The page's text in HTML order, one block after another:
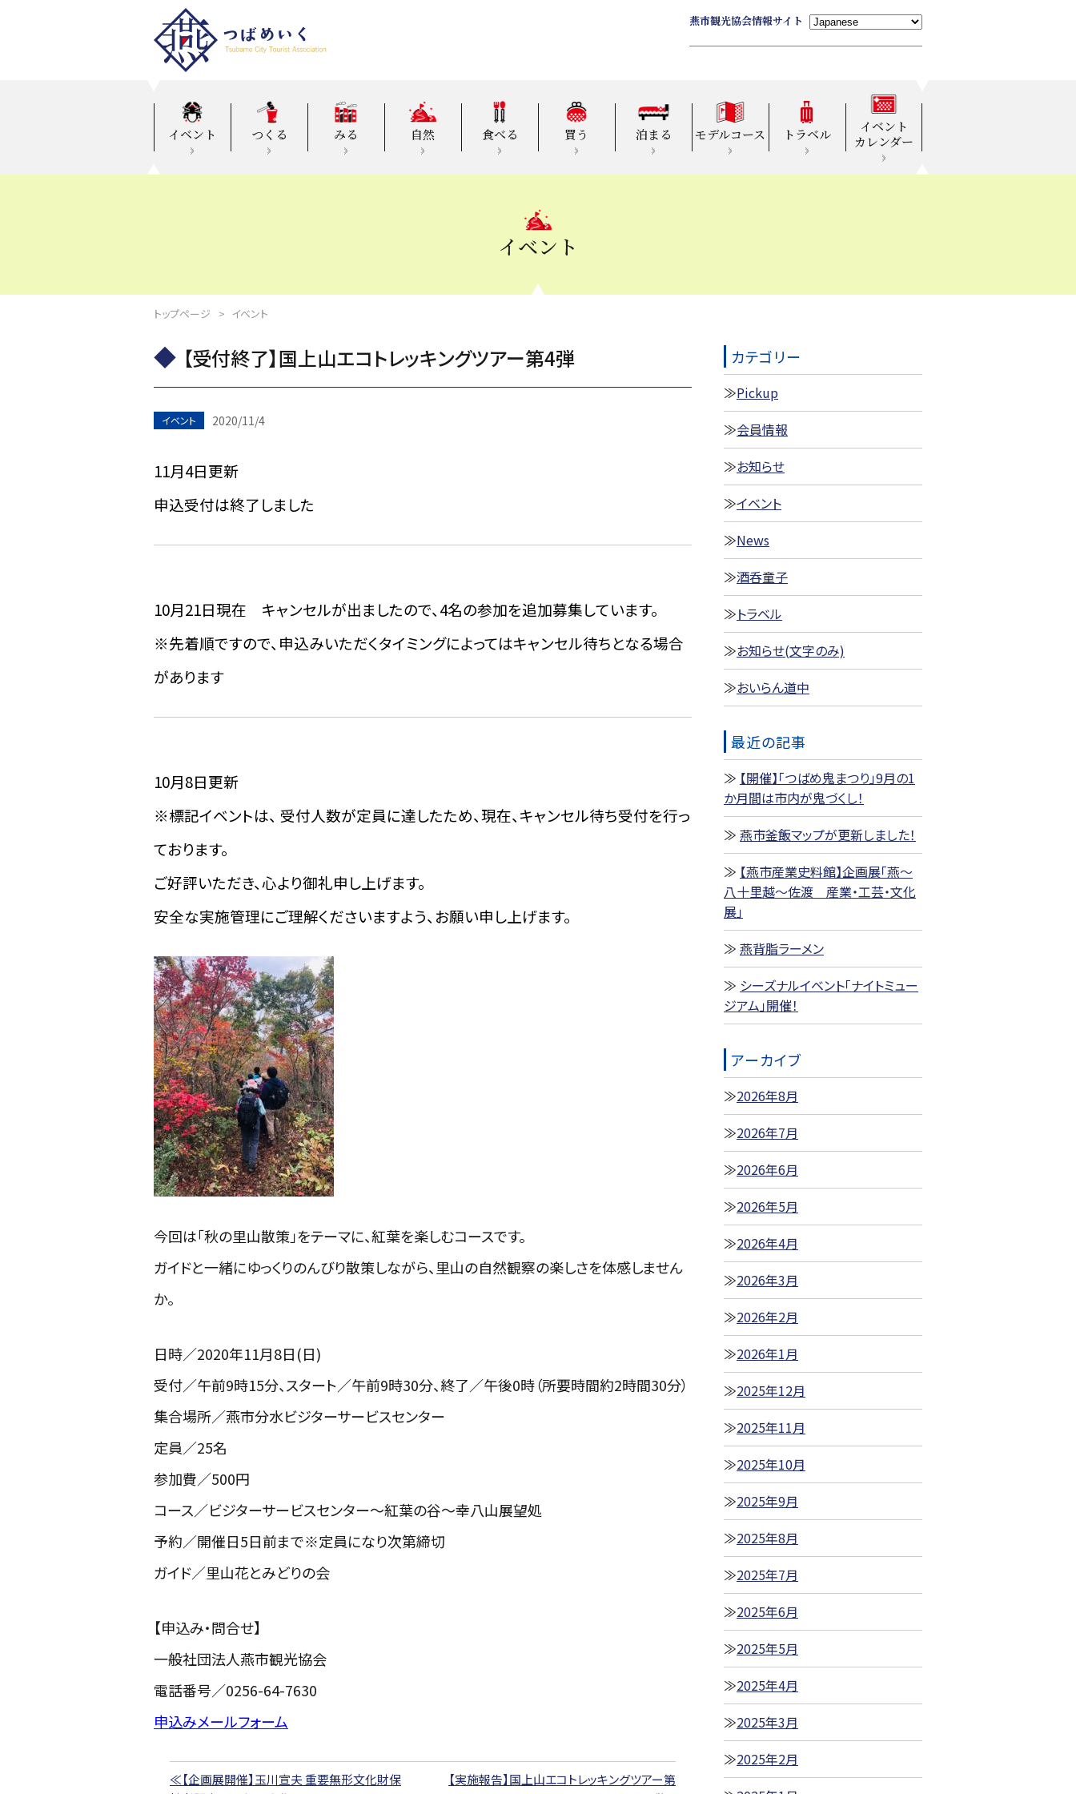
燕市観光協会情報サイト
イベント つくる みる 自然 食べる 買う 泊まる モデルコース トラベル
イベント
カレンダー
イベント
トップページ イベント
【受付終了】国上山エコトレッキングツアー第4弾
イベント 2020/11/4
11月4日更新
申込受付は終了しました
10月21日現在 キャンセルが出ましたので、4名の参加を追加募集しています。
※先着順ですので、申込みいただくタイミングによってはキャンセル待ちとなる場合
があります
10月8日更新
※標記イベントは、 受付人数が定員に達したため、現在、キャンセル待ち受付を行っ
ております。
ご好評いただき、心より御礼申し上げます。
安全な実施管理にご理解くださいますよう、お願い申し上げます。
今回は「秋の里山散策」をテーマに、紅葉を楽しむコースです。
ガイドと一緒にゆっくりのんびり散策しながら、里山の自然観察の楽しさを体感しません
か。
日時／2020年11月8日(日)
受付／午前9時15分、スタート／午前9時30分、終了／午後0時（所要時間約2時間30分）
集合場所／燕市分水ビジターサービスセンター
定員／25名
参加費／500円
コース／ビジターサービスセンター～紅葉の谷～幸八山展望処
予約／開催日5日前まで※定員になり次第締切
ガイド／里山花とみどりの会
【申込み・問合せ】
一般社団法人燕市観光協会
電話番号／0256-64-7630
申込みメールフォーム
≪【企画展開催】玉川宣夫 重要無形文化財保
【実施報告】国上山エコトレッキングツアー第
カテゴリー
Pickup
会員情報
お知らせ
イベント
News
酒呑童子
トラベル
お知らせ(文字のみ)
おいらん道中
最近の記事
【開催】「つばめ鬼まつり」9月の1
か月間は市内が鬼づくし！
燕市釜飯マップが更新しました！
【燕市産業史料館】企画展「燕～
八十里越～佐渡 産業・工芸・文化
展」
燕背脂ラーメン
シーズナルイベント「ナイトミュー
ジアム」開催！
アーカイブ
2026年8月
2026年7月
2026年6月
2026年5月
2026年4月
2026年3月
2026年2月
2026年1月
2025年12月
2025年11月
2025年10月
2025年9月
2025年8月
2025年7月
2025年6月
2025年5月
2025年4月
2025年3月
2025年2月